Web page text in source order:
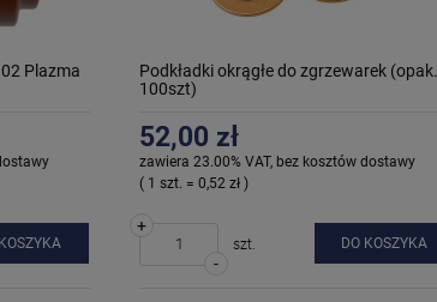
Plazma
Podkładki okrągłe do zgrzewarek (opak.
100szt)
52,00 zł
zawiera 23.00% VAT, bez kosztów dostawy
( 1 szt. = 0,52 zł )
-
+
szt. DO KOSZYKA